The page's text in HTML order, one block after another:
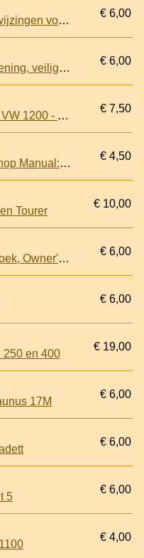
Handleiding Opel: aanwijzingen voor: bediening, veiligheid, onderhoud (Kadett / Ascona / Manta / Rekord)
€ 6,00
Handleiding Opel: bediening, veiligheid & onderhoud
€ 6,00
Handleiding. VW 1300, VW 1200 - Uitgave augustus 1970
€ 7,50
Haynes Owners Workshop Manual: Triumph Acclaim 1981 to 1983, All models, 1335cc
€ 4,50
Tourer
€ 10,00
Honda Civic Instruktieboek, Owner's Manual
€ 6,00
€ 6,00
250 en 400
€ 19,00
17M
€ 6,00
€ 6,00
5
€ 6,00
€ 4,00